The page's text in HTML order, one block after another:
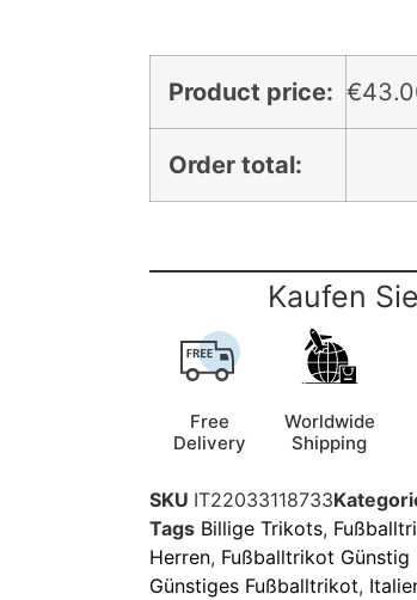
Product price: €
Order total:
Kaufen
Free
Delivery
Worldwide
Shipping
SKU IT22033118733
Tags Billige Trikots,
Herren, Fußballtrikot Günstig
Günstiges Fußballtrikot,